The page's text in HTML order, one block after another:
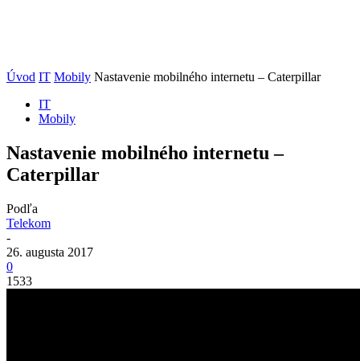
Úvod IT Mobily Nastavenie mobilného internetu – Caterpillar
IT
Mobily
Nastavenie mobilného internetu –
Caterpillar
Podľa
Telekom
-
26. augusta 2017
0
1533